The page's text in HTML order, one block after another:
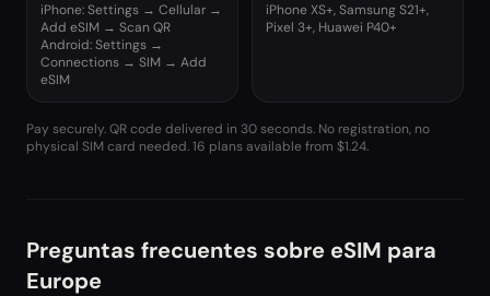
iPhone: Settings → Cellular →
Add eSIM → Scan QR
Android: Settings →
Connections → SIM → Add
eSIM
iPhone XS+, Samsung S21+,
Pixel 3+, Huawei P40+
Pay securely. QR code delivered in 30 seconds. No registration, no
physical SIM card needed.16 plans available from $1.24.
Preguntas frecuentes sobre eSIM para
Europe